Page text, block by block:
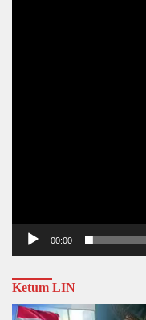
00:00
Ketum LIN
Video